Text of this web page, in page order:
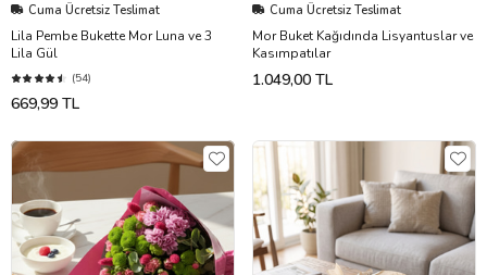
Cuma Ücretsiz Teslimat
Lila Pembe Bukette Mor Luna ve 3
Lila Gül
(54)
669,99 TL
Cuma Ücretsiz Teslimat
Mor Buket Kağıdında Lisyantuslar ve
Kasımpatılar
1.049,00 TL